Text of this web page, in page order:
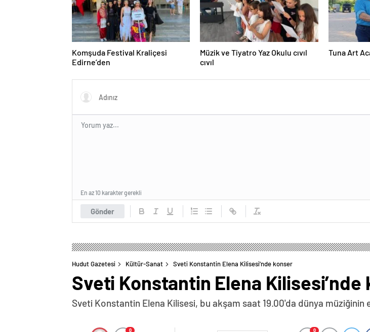
Komşuda Festival Kraliçesi
Edirne’den
Müzik ve Tiyatro Yaz Okulu cıvıl
cıvıl
Tuna Art
Gönder
En az 10 karakter gerekli
Hudut Gazetesi Kültür-Sanat Sveti Konstantin Elena Kilisesi’nde konser
Sveti Konstantin Elena Kilisesi’nde
Sveti Konstantin Elena Kilisesi, bu akşam saat 19.00'da dünya müziğinin
0 0